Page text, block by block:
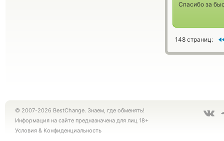
Спасибо за
148 страниц:
© 2007-2026 BestChange. Знаем, где обменять!
Информация на сайте предназначена для лиц 18+
Условия & Конфиденциальность